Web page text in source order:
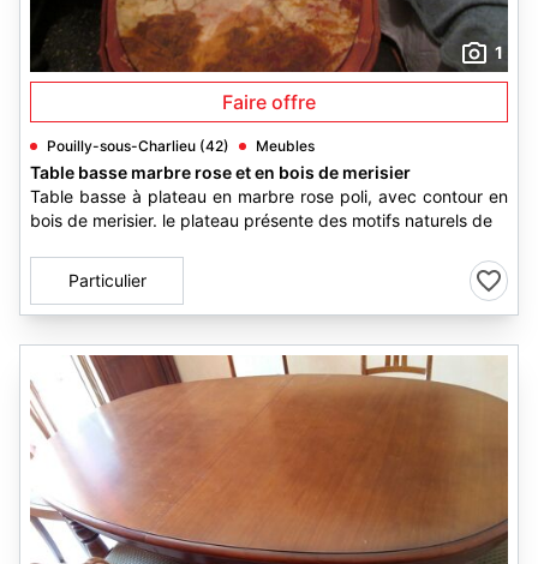
1
Faire offre
Pouilly-sous-Charlieu (42) Meubles
Table basse marbre rose et en bois de merisier
Table basse à plateau en marbre rose poli, avec contour en
bois de merisier. le plateau présente des motifs naturels de
Particulier